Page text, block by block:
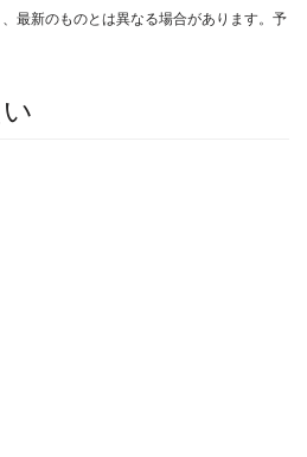
最新のものとは異なる場合があります。予